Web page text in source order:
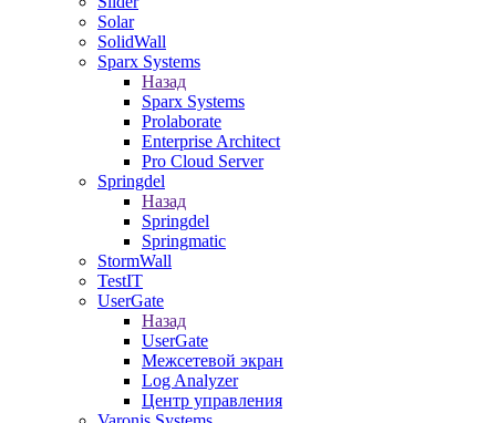
Solar
SolidWall
Sparx Systems
Назад
Sparx Systems
Prolaborate
Enterprise Architect
Pro Cloud Server
Springdel
Назад
Springdel
Springmatic
StormWall
TestIT
UserGate
Назад
UserGate
Межсетевой экран
Log Analyzer
Центр управления